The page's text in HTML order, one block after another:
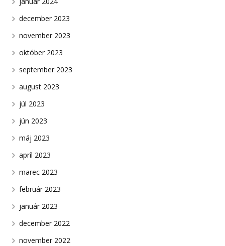
december 2023
november 2023
október 2023
september 2023
august 2023
júl 2023
jún 2023
máj 2023
apríl 2023
marec 2023
február 2023
január 2023
december 2022
november 2022